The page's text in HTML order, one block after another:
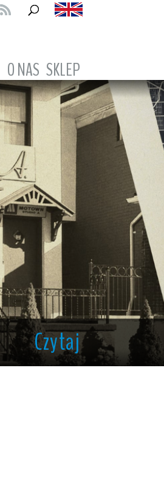
O NAS SKLEP
Czytaj